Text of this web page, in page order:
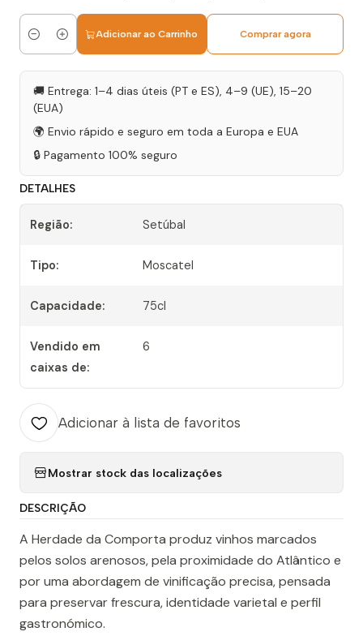
Quantidade
Adicionar ao Carrinho Comprar agora
🚚 Entrega: 1–4 dias úteis (PT e ES), 4–9 (UE), 15–20
(EUA)
🌍 Envio rápido e seguro em toda a Europa e EUA
🔒 Pagamento 100% seguro
DETALHES
Região: Setúbal
Tipo: Moscatel
Capacidade: 75cl
Vendido em
caixas de:
6
Adicionar à lista de favoritos
Mostrar stock das localizações
DESCRIÇÃO
A Herdade da Comporta produz vinhos marcados
pelos solos arenosos, pela proximidade do Atlântico e
por uma abordagem de vinificação precisa, pensada
para preservar frescura, identidade varietal e perfil
gastronómico.